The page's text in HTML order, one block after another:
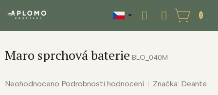
NÁKUPNÍ
KOŠÍK
Maro sprchová baterie BLO_040M
Průměrné
Neohodnoceno Podrobnosti hodnocení Značka: Deante